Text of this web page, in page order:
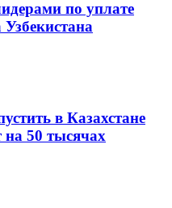
по уплате
в Казахстане
на 50 тысячах